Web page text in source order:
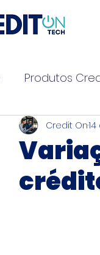
Produtos
Credit On